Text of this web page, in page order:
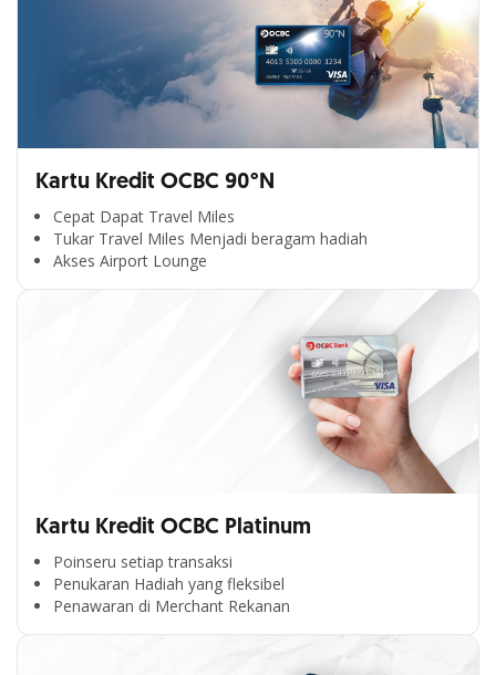
Kartu Kredit OCBC 90°N
Cepat Dapat Travel Miles
Tukar Travel Miles Menjadi beragam hadiah
Akses Airport Lounge
Kartu Kredit OCBC Platinum
Poinseru setiap transaksi
Penukaran Hadiah yang fleksibel
Penawaran di Merchant Rekanan